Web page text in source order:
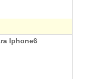
Iphone6